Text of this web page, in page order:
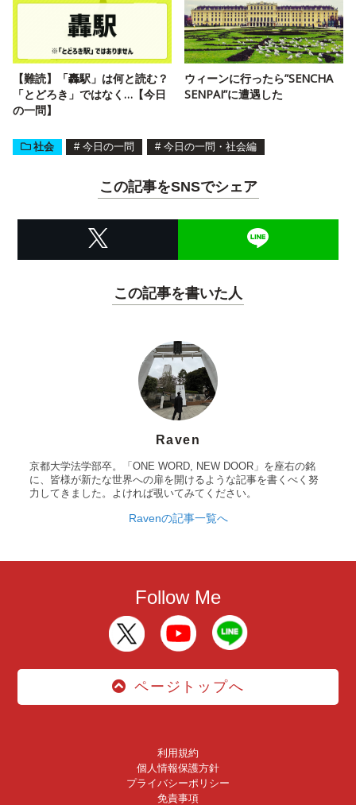
【難読】「轟駅」は何と読む？
「とどろき」ではなく…【今日
の一問】
ウィーンに行ったら”SENCHA
SENPAI”に遭遇した
社会 # 今日の一問 # 今日の一問・社会編
この記事をSNSでシェア
この記事を書いた人
Raven
京都大学法学部卒。「ONE WORD, NEW DOOR」を座右の銘
に、皆様が新たな世界への扉を開けるような記事を書くべく努
力してきました。よければ覗いてみてください。
Ravenの記事一覧へ
Follow Me
ページトップへ
利用規約
個人情報保護方針
プライバシーポリシー
免責事項